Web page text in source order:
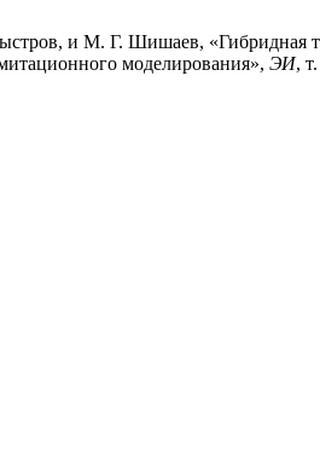
и М. Г. Шишаев, «Гибридная
моделирования», ЭИ,